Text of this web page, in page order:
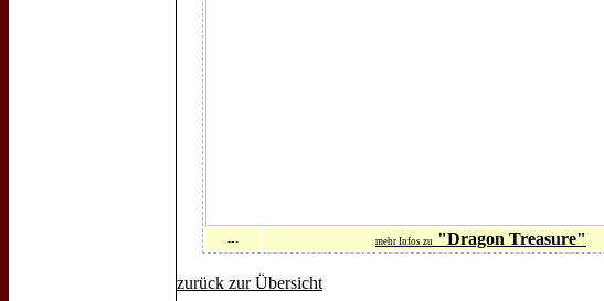
mehr Infos zu "Dragon Treasure"
zurück zur Übersicht